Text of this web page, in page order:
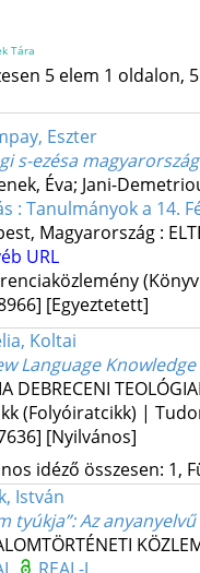
Tára
5 elem 1 oldalon,
Eszter
s-ezésa
Éva; Jani-
: Tanulmányok a 14.
Magyarország :
URL
[Egyeztetett]
Koltai
Language
DEBRECENI
(Folyóiratcikk) |
[Nyilvános]
idéző összesen: 1,
István
tyúkja”: Az